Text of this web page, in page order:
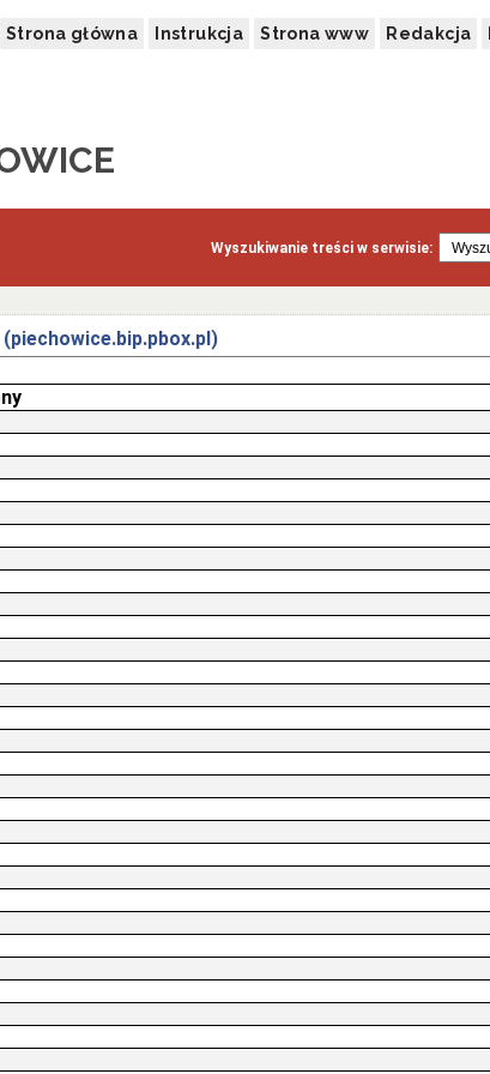
Strona główna Instrukcja Strona www Redakcja
Wyszukiwanie treści w serwisie:
(piechowice.bip.pbox.pl)